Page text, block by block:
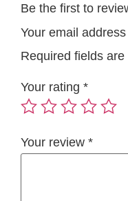
Be the first to
Your email
Required fields are
Your rating *
Your review *